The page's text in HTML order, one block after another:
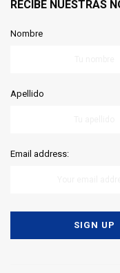
RECIBE NUESTRAS
Nombre
Apellido
Email address: